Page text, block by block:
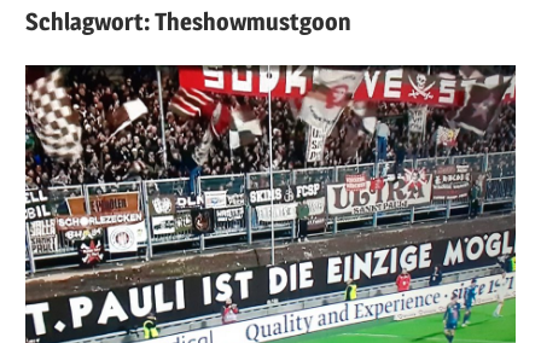
Schlagwort:Theshowmustgoon